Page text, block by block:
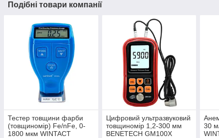
Подібні товари компанії
Тестер товщини фарби
(товщиномір) Fe/nFe, 0-
1800 мкм WINTACT
Цифровий ультразвуковий
товщиномір 1,2-300 мм
BENETECH GM100X
30